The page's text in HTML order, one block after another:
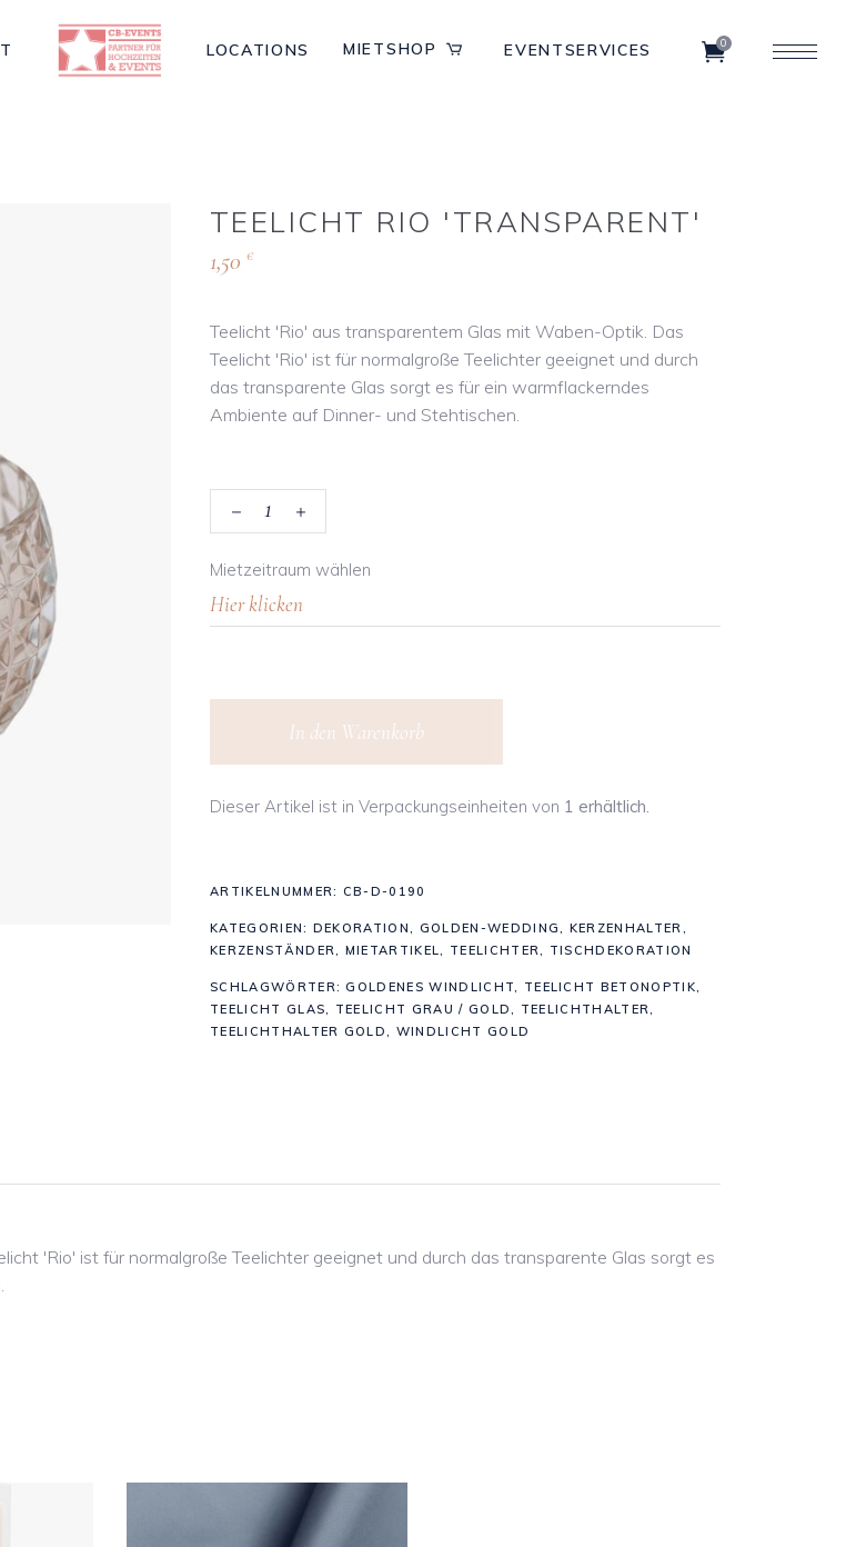
LOCATIONS MIETSHOP EVENTSERVICES 0
TEELICHT RIO 'TRANSPARENT'
1,50 €
Teelicht 'Rio' aus transparentem Glas mit Waben-Optik. Das
Teelicht 'Rio' ist für normalgroße Teelichter geeignet und durch
das transparente Glas sorgt es für ein warmflackerndes
Ambiente auf Dinner- und Stehtischen.
Teelicht Rio
'Transparent'
Mietzeitraum wählen
In den Warenkorb
Dieser Artikel ist in Verpackungseinheiten von 1 erhältlich.
ARTIKELNUMMER: CB-D-0190
KATEGORIEN: DEKORATION, GOLDEN-WEDDING, KERZENHALTER,
KERZENSTÄNDER, MIETARTIKEL, TEELICHTER, TISCHDEKORATION
SCHLAGWÖRTER:GOLDENES WINDLICHT, TEELICHT BETONOPTIK,
TEELICHT GLAS, TEELICHT GRAU / GOLD, TEELICHTHALTER,
TEELICHTHALTER GOLD, WINDLICHT GOLD
'Rio' ist für normalgroße Teelichter geeignet und durch das transparente Glas sorgt es